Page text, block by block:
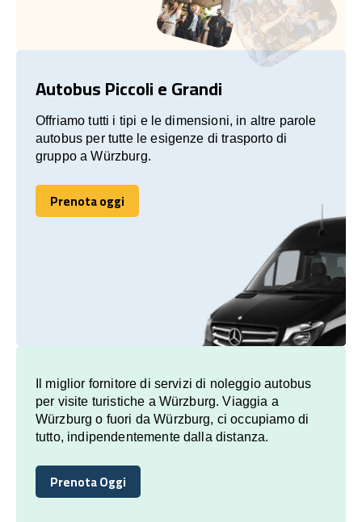
Autobus Piccoli e Grandi
Offriamo tutti i tipi e le dimensioni, in altre parole
autobus per tutte le esigenze di trasporto di
gruppo a Würzburg.
Prenota oggi
Prenota oggi
Il miglior fornitore di servizi di noleggio autobus
per visite turistiche a Würzburg. Viaggia a
Würzburg o fuori da Würzburg, ci occupiamo di
tutto, indipendentemente dalla distanza.
Prenota Oggi
Prenota Oggi